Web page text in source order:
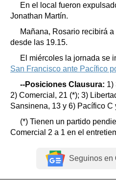
En el local fueron
Jonathan Martín.
Mañana, Rosario recibirá
desde las 19.15.
El miércoles la jornada se
San Francisco ante Pacífico
--Posiciones Clausura: 1)
2) Comercial, 21 (*); 3)
Sansinena, 13 y 6) Pacífico C
(*) Tienen un partido
Comercial 2 a 1 en el
Seguinos en